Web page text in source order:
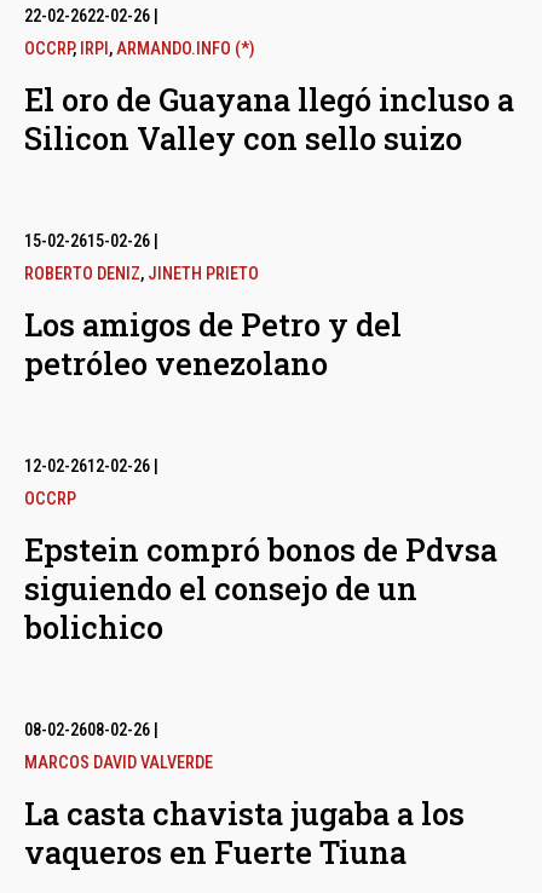
22-02-2622-02-26
OCCRP, IRPI ,ARMANDO.INFO (*)
El oro de Guayana llegó incluso a
Silicon Valley con sello suizo
15-02-2615-02-26
ROBERTO DENIZ, JINETH PRIETO
Los amigos de Petro y del
petróleo venezolano
12-02-2612-02-26
OCCRP
Epstein compró bonos de Pdvsa
siguiendo el consejo de un
bolichico
08-02-2608-02-26
MARCOS DAVID VALVERDE
La casta chavista jugaba a los
vaqueros en Fuerte Tiuna